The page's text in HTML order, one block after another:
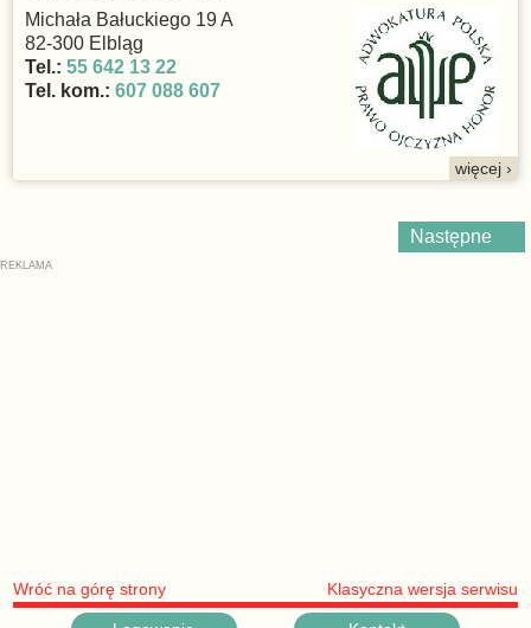
Michała Bałuckiego 19 A
82-300 Elbląg
Tel.: 55 642 13 22
Tel. kom.: 607 088 607
więcej ›
Następne
Wróć na górę strony Klasyczna wersja serwisu